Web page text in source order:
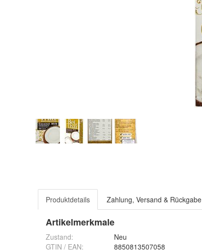
Produktdetails Zahlung, Versand & Rückgabe
Artikelmerkmale
Zustand:
Neu
GTIN / EAN:
8850813507058